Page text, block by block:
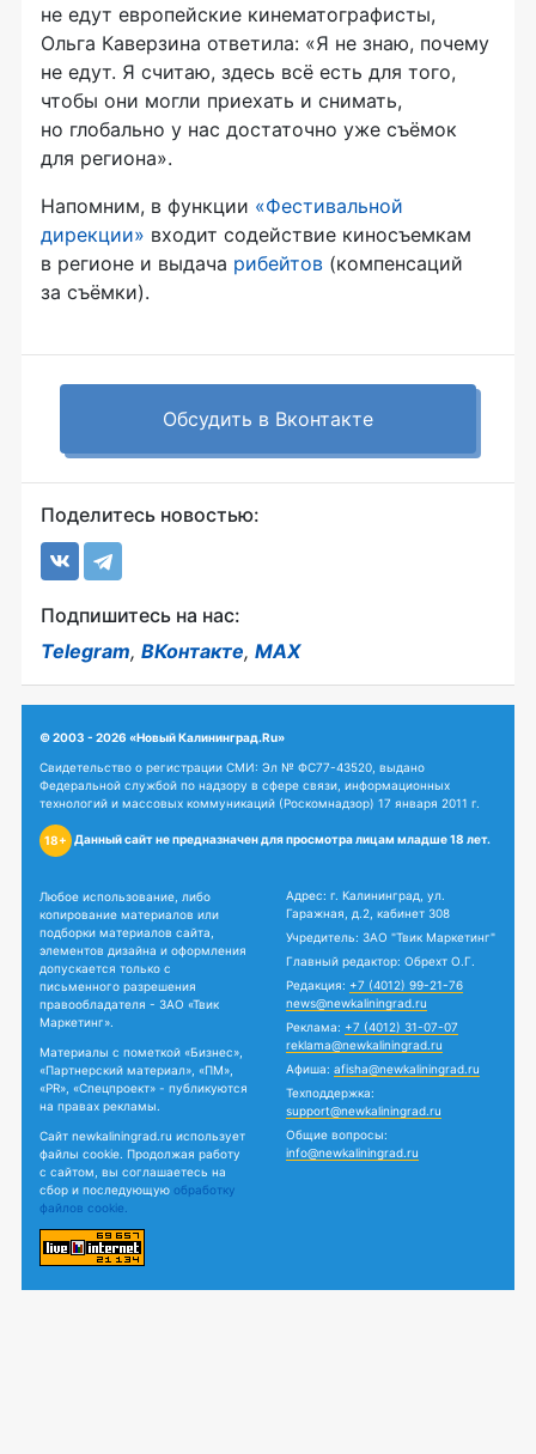
не едут европейские кинематографисты,
Ольга Каверзина ответила: «Я не знаю, почему
не едут. Я считаю, здесь всё есть для того,
чтобы они могли приехать и снимать,
но глобально у нас достаточно уже съёмок
для региона».
Напомним, в функции «Фестивальной
дирекции» входит содействие киносъемкам
в регионе и выдача рибейтов (компенсаций
за съёмки).
Обсудить в Вконтакте
Поделитесь новостью:
Подпишитесь на нас:
Telegram, ВКонтакте, MAX
© 2003 - 2026 «Новый Калининград.Ru»
Свидетельство о регистрации СМИ: Эл № ФС77-43520, выдано
Федеральной службой по надзору в сфере связи, информационных
технологий и массовых коммуникаций (Роскомнадзор) 17 января 2011 г.
18+ Данный сайт не предназначен для просмотра лицам младше 18 лет.
Любое использование, либо
копирование материалов или
подборки материалов сайта,
элементов дизайна и оформления
допускается только с
письменного разрешения
правообладателя - ЗАО «Твик
Маркетинг».
Материалы с пометкой «Бизнес»,
«Партнерский материал», «ПМ»,
«PR», «Спецпроект» - публикуются
на правах рекламы.
Сайт newkaliningrad.ru использует
файлы cookie. Продолжая работу
с сайтом, вы соглашаетесь на
сбор и последующую обработку
файлов cookie.
Адрес: г. Калининград, ул.
Гаражная, д.2, кабинет 308
Учредитель: ЗАО "Твик Маркетинг"
Главный редактор: Обрехт О.Г.
Редакция: +7 (4012) 99-21-76
news@newkaliningrad.ru
Реклама: +7 (4012) 31-07-07
reklama@newkaliningrad.ru
Афиша: afisha@newkaliningrad.ru
Техподдержка:
support@newkaliningrad.ru
Общие вопросы:
info@newkaliningrad.ru